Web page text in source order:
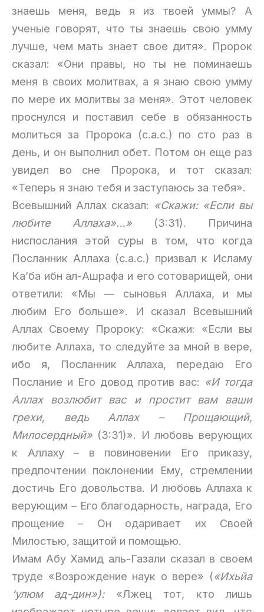
знаешь меня, ведь я из твоей уммы? А
ученые говорят, что ты знаешь свою умму
лучше, чем мать знает свое дитя». Пророк
сказал: «Они правы, но ты не поминаешь
меня в своих молитвах, а я знаю свою умму
по мере их молитвы за меня». Этот человек
проснулся и поставил себе в обязанность
молиться за Пророка (с.а.с.) по сто раз в
день, и он выполнил обет. Потом он еще раз
увидел во сне Пророка, и тот сказал:
«Теперь я знаю тебя и заступаюсь за тебя».
Всевышний Аллах сказал: «Скажи: «Если вы
любите Аллаха»…» (3:31). Причина
ниспослания этой суры в том, что когда
Посланник Аллаха (с.а.с.) призвал к Исламу
Ка’ба ибн ал-Ашрафа и его сотоварищей, они
ответили: «Мы — сыновья Аллаха, и мы
любим Его больше». И сказал Всевышний
Аллах Своему Пророку: «Скажи: «Если вы
любите Аллаха, то следуйте за мной в вере,
ибо я, Посланник Аллаха, передаю Его
Послание и Его довод против вас: «И тогда
Аллах возлюбит вас и простит вам ваши
грехи, ведь Аллах – Прощающий,
Милосердный» (3:31)». И любовь верующих
к Аллаху – в повиновении Его приказу,
предпочтении поклонении Ему, стремлении
достичь Его довольства. И любовь Аллаха к
верующим – Его благодарность, награда, Его
прощение – Он одаривает их Своей
Милостью, защитой и помощью.
Имам Абу Хамид аль-Газали сказал в своем
труде «Возрождение наук о вере» («Ихьйа
‘улюм ад-дин»):«Лжец тот, кто лишь